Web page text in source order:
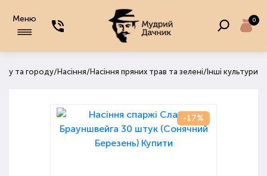
Меню 0
та городу/ Насіння/ Насіння пряних трав та зелені/ Інші культури
-17%